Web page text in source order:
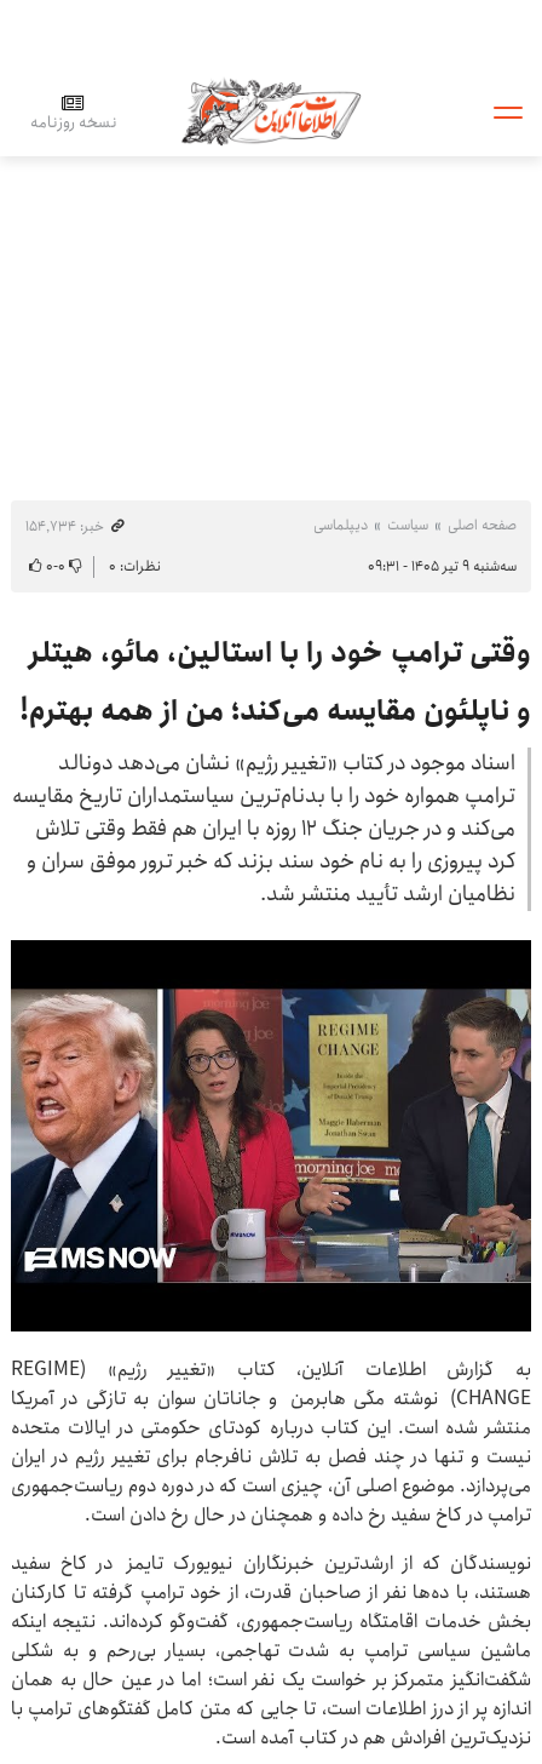
نسخه روزنامه
صفحه اصلی سیاست دیپلماسی
خبر: ۱۵۴٬۷۳۴
سه‌شنبه ۹ تیر ۱۴۰۵ - ۰۹:۳۱
نظرات: ۰ ۰-۰
وقتی ترامپ خود را با استالین، مائو، هیتلر
و ناپلئون مقایسه می‌کند؛ من از همه بهترم!
اسناد موجود در کتاب «تغییر رژیم» نشان می‌دهد دونالد
ترامپ همواره خود را با بدنام‌ترین سیاستمداران تاریخ مقایسه
می‌کند و در جریان جنگ ۱۲ روزه با ایران هم فقط وقتی تلاش
کرد پیروزی را به نام خود سند بزند که خبر ترور موفق سران و
نظامیان ارشد تأیید منتشر شد.
به گزارش اطلاعات آنلاین، کتاب «تغییر رژیم» (REGIME
CHANGE) نوشته مگی هابرمن و جاناتان سوان به تازگی در آمریکا
منتشر شده است. این کتاب درباره کودتای حکومتی در ایالات متحده
نیست و تنها در چند فصل به تلاش نافرجام برای تغییر رژیم در ایران
می‌پردازد. موضوع اصلی آن، چیزی است که در دوره دوم ریاست‌جمهوری
ترامپ در کاخ سفید رخ داده و همچنان در حال رخ دادن است.
نویسندگان که از ارشدترین خبرنگاران نیویورک تایمز در کاخ سفید
هستند، با ده‌ها نفر از صاحبان قدرت، از خود ترامپ گرفته تا کارکنان
بخش خدمات اقامتگاه ریاست‌جمهوری، گفت‌وگو کرده‌اند. نتیجه اینکه
ماشین سیاسی‌ ترامپ به شدت تهاجمی، بسیار بی‌رحم و به‌ شکلی
شگفت‌انگیز متمرکز بر خواست یک نفر است؛ اما در عین حال به همان
اندازه پر از درز اطلاعات است، تا جایی که متن کامل گفتگوهای ترامپ با
نزدیک‌ترین افرادش هم در کتاب آمده است.